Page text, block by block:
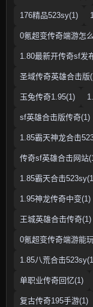
176精品523sy(1)
0氪超变传奇端游怎
1.80最新开传奇sf发
圣域传奇英雄合击版
玉兔传奇1.95(1)
sf英雄合击版传奇(1)
1.85霸天神龙合击
传奇sf英雄合击网站
1.85霸天合击
1.95神龙传奇中变(1)
王城英雄合击传奇(1)
0氪超变传奇端游能
1.85八荒合击
单职业传奇回忆(1)
复古传奇195手游(1)